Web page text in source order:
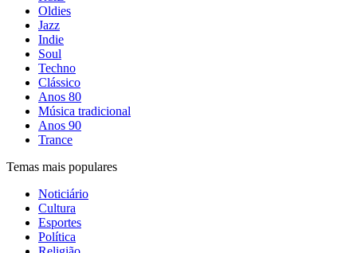
Oldies
Jazz
Indie
Soul
Techno
Clássico
Anos 80
Música tradicional
Anos 90
Trance
Temas mais populares
Noticiário
Cultura
Esportes
Política